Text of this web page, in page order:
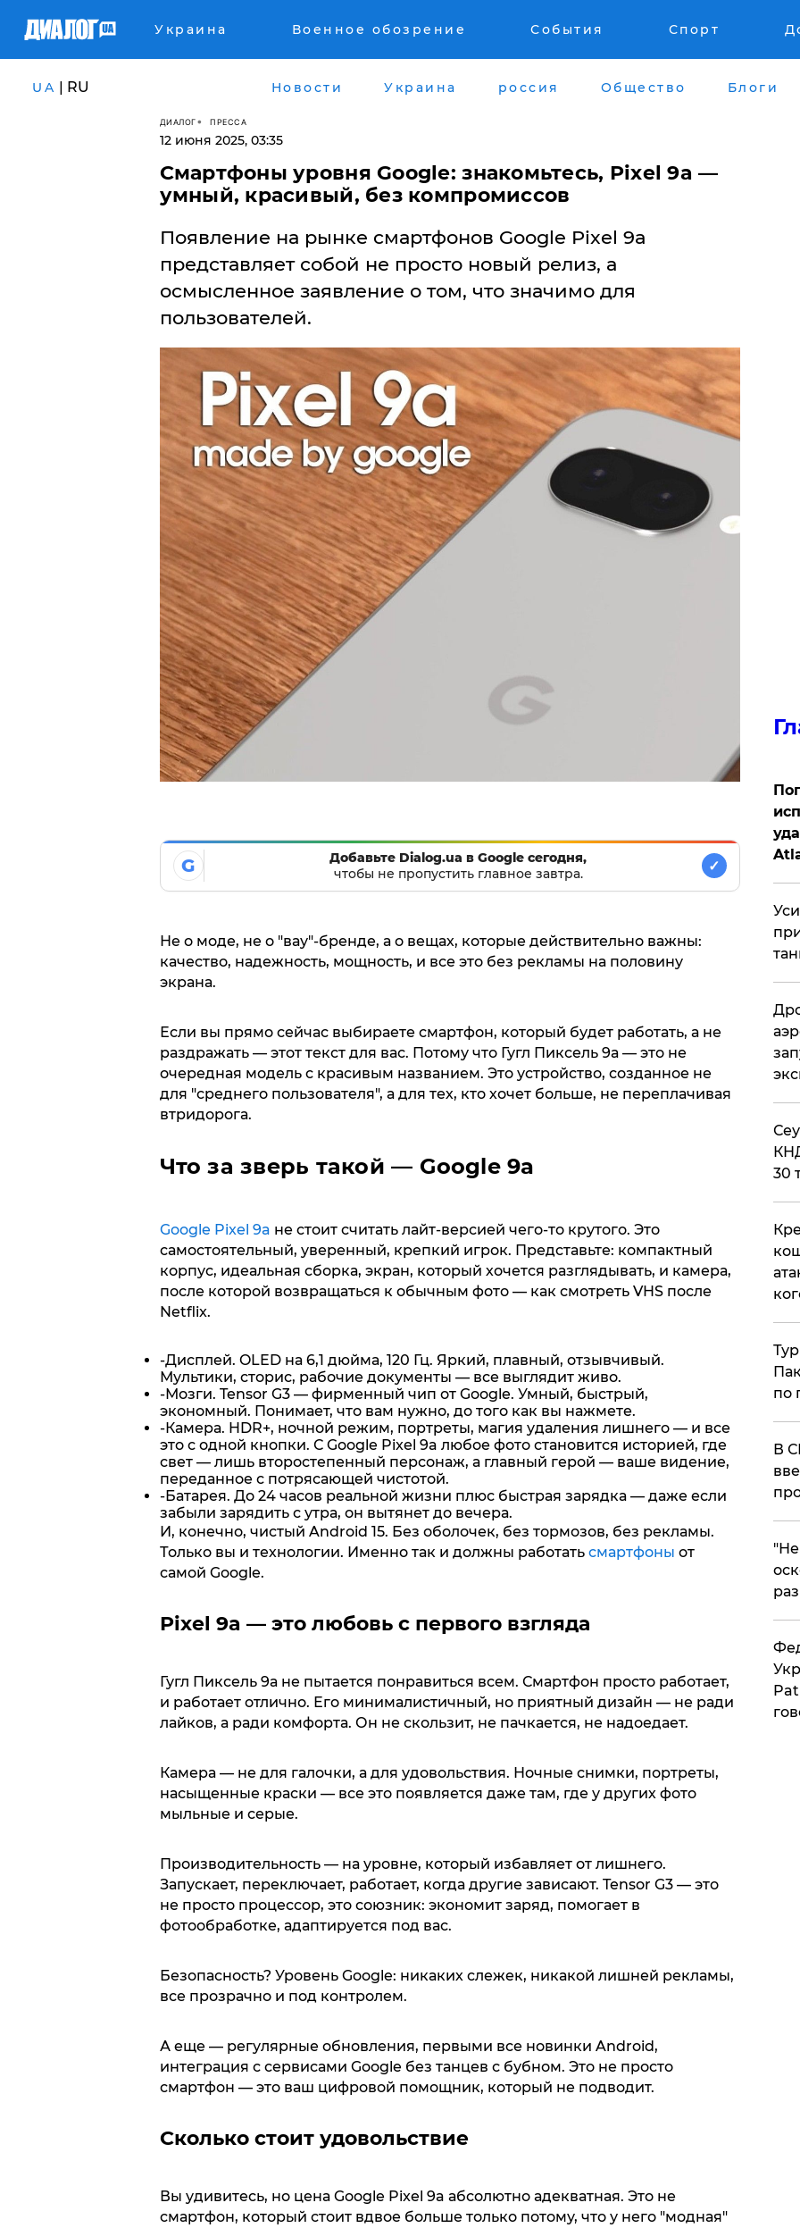
Украина Военное обозрение События Спорт
UA | RU Новости Украина россия Общество Блоги
ДИАЛОГ ПРЕССА
12 июня 2025, 03:35
Смартфоны уровня Google: знакомьтесь, Pixel 9a —
умный, красивый, без компромиссов
Появление на рынке смартфонов Google Pixel 9a
представляет собой не просто новый релиз, а
осмысленное заявление о том, что значимо для
пользователей.
G
Добавьте Dialog.ua в Google сегодня,
чтобы не пропустить главное завтра.
✓
Не о моде, не о "вау"-бренде, а о вещах, которые действительно важны:
качество, надежность, мощность, и все это без рекламы на половину
экрана.
Если вы прямо сейчас выбираете смартфон, который будет работать, а не
раздражать — этот текст для вас. Потому что Гугл Пиксель 9а — это не
очередная модель с красивым названием. Это устройство, созданное не
для "среднего пользователя", а для тех, кто хочет больше, не переплачивая
втридорога.
Что за зверь такой — Google 9a
Google Pixel 9a не стоит считать лайт-версией чего-то крутого. Это
самостоятельный, уверенный, крепкий игрок. Представьте: компактный
корпус, идеальная сборка, экран, который хочется разглядывать, и камера,
после которой возвращаться к обычным фото — как смотреть VHS после
Netflix.
-Дисплей. OLED на 6,1 дюйма, 120 Гц. Яркий, плавный, отзывчивый.
Мультики, сторис, рабочие документы — все выглядит живо.
-Мозги. Tensor G3 — фирменный чип от Google. Умный, быстрый,
экономный. Понимает, что вам нужно, до того как вы нажмете.
-Камера. HDR+, ночной режим, портреты, магия удаления лишнего — и все
это с одной кнопки. С Google Pixel 9a любое фото становится историей, где
свет — лишь второстепенный персонаж, а главный герой — ваше видение,
переданное с потрясающей чистотой.
-Батарея. До 24 часов реальной жизни плюс быстрая зарядка — даже если
забыли зарядить с утра, он вытянет до вечера.
И, конечно, чистый Android 15. Без оболочек, без тормозов, без рекламы.
Только вы и технологии. Именно так и должны работать смартфоны от
самой Google.
Pixel 9a — это любовь с первого взгляда
Гугл Пиксель 9а не пытается понравиться всем. Смартфон просто работает,
и работает отлично. Его минималистичный, но приятный дизайн — не ради
лайков, а ради комфорта. Он не скользит, не пачкается, не надоедает.
Камера — не для галочки, а для удовольствия. Ночные снимки, портреты,
насыщенные краски — все это появляется даже там, где у других фото
мыльные и серые.
Производительность — на уровне, который избавляет от лишнего.
Запускает, переключает, работает, когда другие зависают. Tensor G3 — это
не просто процессор, это союзник: экономит заряд, помогает в
фотообработке, адаптируется под вас.
Безопасность? Уровень Google: никаких слежек, никакой лишней рекламы,
все прозрачно и под контролем.
А еще — регулярные обновления, первыми все новинки Android,
интеграция с сервисами Google без танцев с бубном. Это не просто
смартфон — это ваш цифровой помощник, который не подводит.
Сколько стоит удовольствие
Вы удивитесь, но цена Google Pixel 9a абсолютно адекватная. Это не
смартфон, который стоит вдвое больше только потому, что у него "модная"
30
по
В